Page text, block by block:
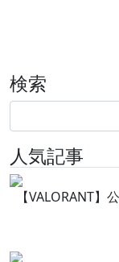
検索
人気記事
【VALORANT